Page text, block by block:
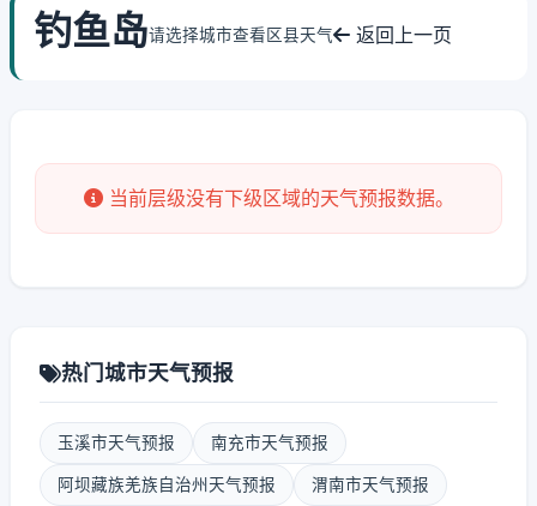
钓鱼岛请选择城市查看区县天气 返回上一页
当前层级没有下级区域的天气预报数据。
热门城市天气预报
玉溪市天气预报 南充市天气预报
阿坝藏族羌族自治州天气预报 渭南市天气预报